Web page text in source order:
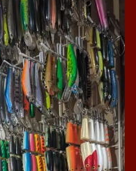
takeshichan